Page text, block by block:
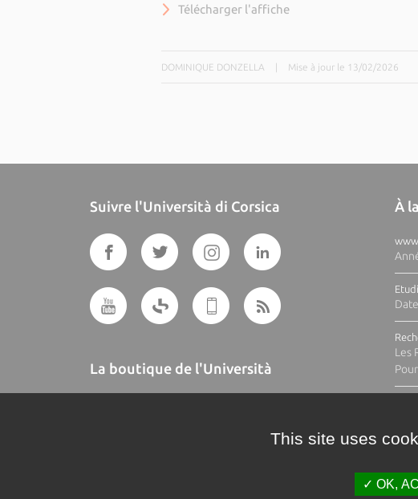
Télécharger l'affiche
DOMINIQUE DONZELLA Mise à jour le 13/02/2026
Suivre l'Università di Corsica
La boutique de l'Università
À
Les
This site uses
OK,